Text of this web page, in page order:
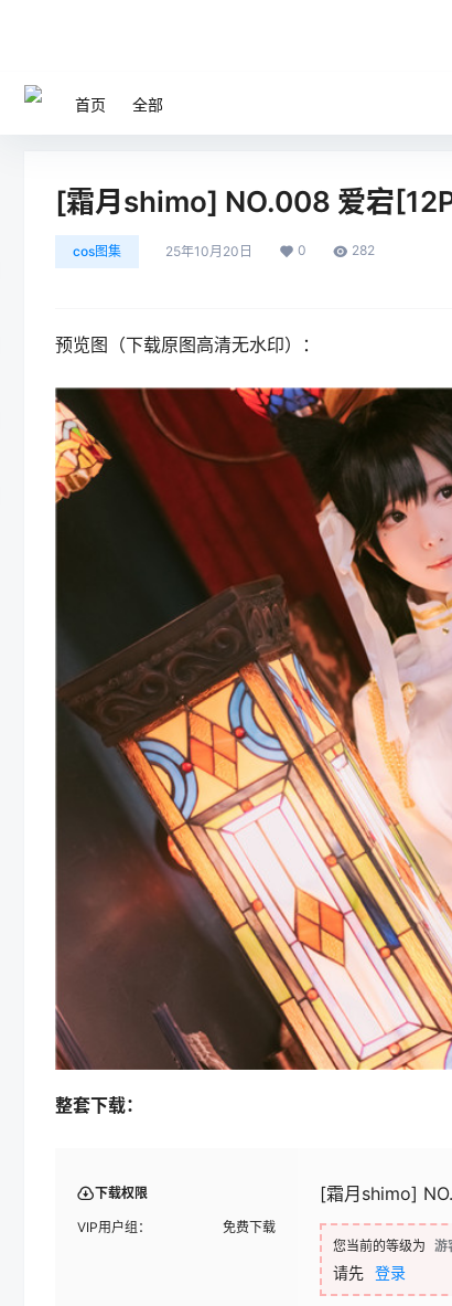
首页 全部
[霜月shimo] NO.008 爱宕
cos图集 25年10月20日 0 282
预览图（下载原图高清无水印）：
整套下载：
下载权限
VIP用户组： 免费下载
[霜月shimo]
您当前的等级为 游
请先 登录